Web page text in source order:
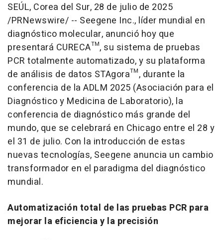
SEÚL, Corea del Sur, 28 de julio de 2025
/PRNewswire/ -- Seegene Inc., líder mundial en
diagnóstico molecular, anunció hoy que
presentará CURECA™, su sistema de pruebas
PCR totalmente automatizado, y su plataforma
de análisis de datos STAgora™, durante la
conferencia de la ADLM 2025 (Asociación para el
Diagnóstico y Medicina de Laboratorio), la
conferencia de diagnóstico más grande del
mundo, que se celebrará en Chicago entre el 28 y
el 31 de julio. Con la introducción de estas
nuevas tecnologías, Seegene anuncia un cambio
transformador en el paradigma del diagnóstico
mundial.
Automatización total de las pruebas PCR para
mejorar la eficiencia y la precisión